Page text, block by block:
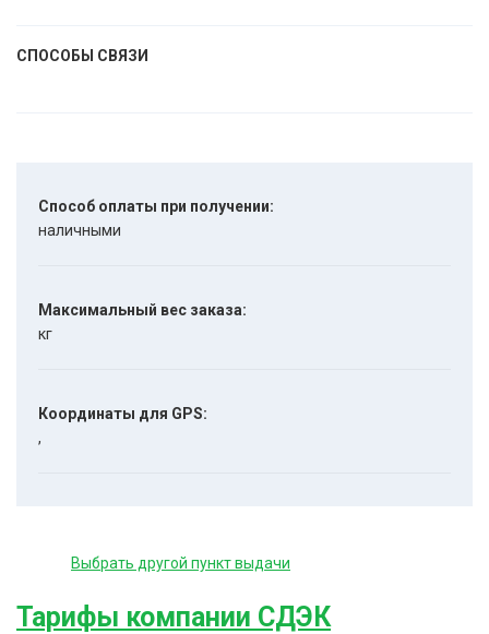
СПОСОБЫ CВЯЗИ
Способ оплаты при получении:
наличными
Максимальный вес заказа:
кг
Координаты для GPS:
,
Выбрать другой пункт выдачи
Тарифы компании СДЭК